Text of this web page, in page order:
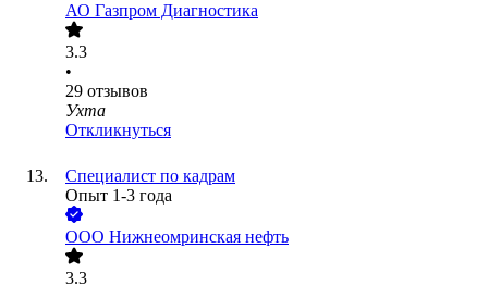
АО Газпром Диагностика
3.3
•
29 отзывов
Ухта
Откликнуться
Специалист по кадрам
Опыт 1-3 года
ООО Нижнеомринская нефть
3.3